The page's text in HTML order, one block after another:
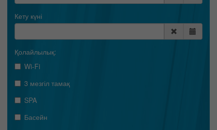
Кету күні
Қолайлылық:
Wi-Fi
3 мезгіл тамақ
SPA
Басейн